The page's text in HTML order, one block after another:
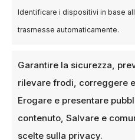
Identificare i dispositivi in base
trasmesse automaticamente.
Garantire la sicurezza,
rilevare frodi, correggere
Erogare e presentare
contenuto, Salvare e
scelte sulla privacy.
cinema, con
l’ingresso della
realtà
influenza anche nella
tradizionale.
Cosa